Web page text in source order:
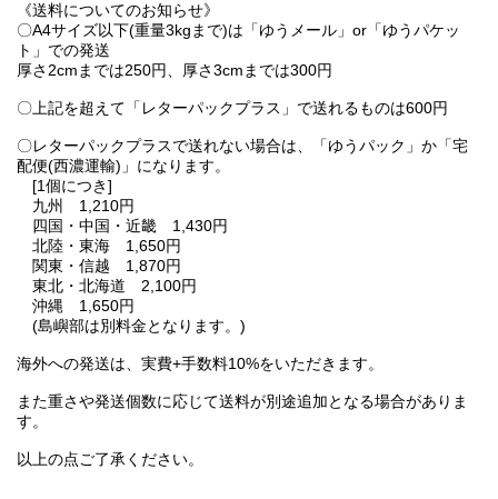
《送料についてのお知らせ》
〇A4サイズ以下(重量3kgまで)は「ゆうメール」or「ゆうパケッ
ト」での発送
厚さ2cmまでは250円、厚さ3cmまでは300円
〇上記を超えて「レターパックプラス」で送れるものは600円
〇レターパックプラスで送れない場合は、「ゆうパック」か「宅
配便(西濃運輸)」になります。
[1個につき]
九州 1,210円
四国・中国・近畿 1,430円
北陸・東海 1,650円
関東・信越 1,870円
東北・北海道 2,100円
沖縄 1,650円
(島嶼部は別料金となります。)
海外への発送は、実費+手数料10%をいただきます。
また重さや発送個数に応じて送料が別途追加となる場合がありま
す。
以上の点ご了承ください。